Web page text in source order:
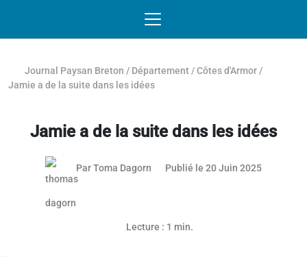
Journal Paysan Breton / Département /Côtes d'Armor /
Jamie a de la suite dans les idées
Jamie a de la suite dans les idées
ParToma Dagorn Publié le 20 Juin 202519 juin
Lecture : 1 min.